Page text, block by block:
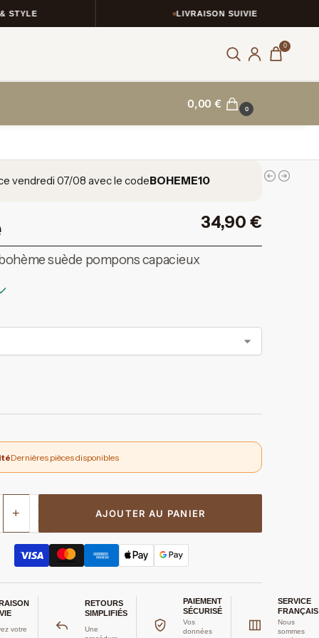
LIVRAISON SUIVIE
0
0,00€ 0
vendredi 07/08 avec le codeBOHEME10
34,90 €
suède pompons capacieux
Dernières pièces disponibles
+ AJOUTER AU PANIER
votre
RETOURS
SIMPLIFIÉS
Une
PAIEMENT
SÉCURISÉ
Vos
données
SERVICE
FRANÇAIS
Nous
sommes